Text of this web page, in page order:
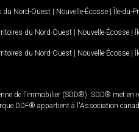
du Nord-Ouest | Nouvelle-Écosse | Île-du-
du Nord-Ouest | Nouvelle-Écosse |
du Nord-Ouest | Nouvelle-Écosse |
de l’immobilier (SDD®). SDD® met en
DDF® appartient à l'Association